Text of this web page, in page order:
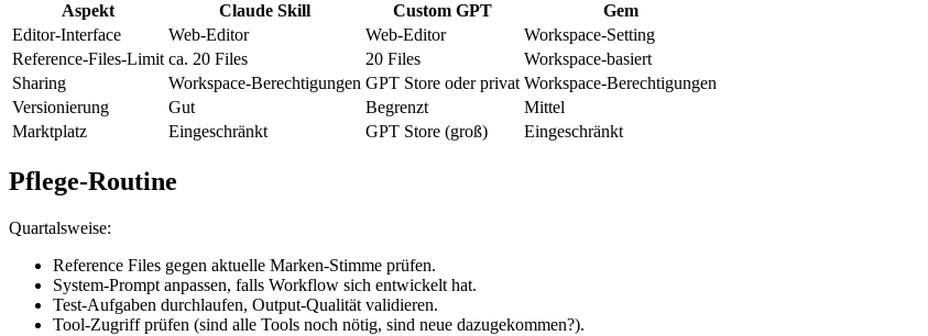
Aspekt Claude Skill Custom GPT
Gem
Editor-Interface
Web-Editor Web-Editor
Workspace-Setting
Reference-Files-Limit ca. 20 Files 20 Files
Workspace-basiert
Sharing
Workspace-Berechtigungen GPT Store oder privat Workspace-Berechtigungen
Versionierung
Gut Begrenzt
Mittel
Marktplatz
Eingeschränkt GPT Store (groß) Eingeschränkt
Pflege-Routine
Quartalsweise:
Reference Files gegen aktuelle Marken-Stimme prüfen.
System-Prompt anpassen, falls Workflow sich entwickelt hat.
Test-Aufgaben durchlaufen, Output-Qualität validieren.
Tool-Zugriff prüfen (sind alle Tools noch nötig, sind neue dazugekommen?).